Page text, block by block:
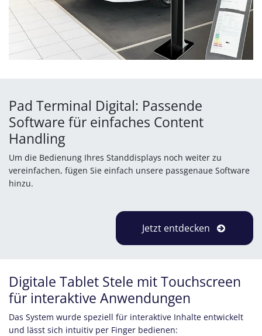
Pad Terminal Digital: Passende
Software für einfaches Content
Handling
Um die Bedienung Ihres Standdisplays noch weiter zu
vereinfachen, fügen Sie einfach unsere passgenaue Software
hinzu.
Jetzt entdecken
Digitale Tablet Stele mit Touchscreen
für interaktive Anwendungen
Das System wurde speziell für interaktive Inhalte entwickelt
und lässt sich intuitiv per Finger bedienen: